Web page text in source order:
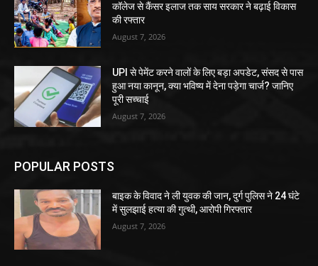
कॉलेज से कैंसर इलाज तक साय सरकार ने बढ़ाई विकास
की रफ्तार
August 7, 2026
UPI से पेमेंट करने वालों के लिए बड़ा अपडेट, संसद से पास
हुआ नया कानून, क्या भविष्य में देना पड़ेगा चार्ज? जानिए
पूरी सच्चाई
August 7, 2026
POPULAR POSTS
बाइक के विवाद ने ली युवक की जान, दुर्ग पुलिस ने 24 घंटे
में सुलझाई हत्या की गुत्थी, आरोपी गिरफ्तार
August 7, 2026